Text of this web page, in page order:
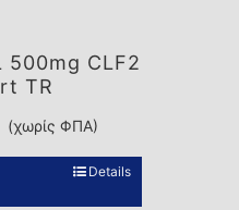
500mg CLF2
TR
(χωρίς ΦΠΑ)
Details